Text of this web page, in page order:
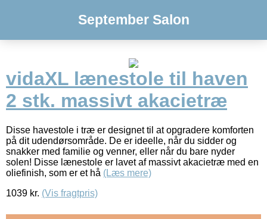
September Salon
vidaXL lænestole til haven
2 stk. massivt akacietræ
Disse havestole i træ er designet til at opgradere komforten
på dit udendørsområde. De er ideelle, når du sidder og
snakker med familie og venner, eller når du bare nyder
solen! Disse lænestole er lavet af massivt akacietræ med en
oliefinish, som er et hå (Læs mere)
1039 kr. (Vis fragtpris)